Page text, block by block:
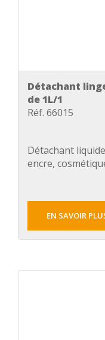
Détachant
de 1L/1
Réf. 66015
Détachant
encre,
EN SAVOIR